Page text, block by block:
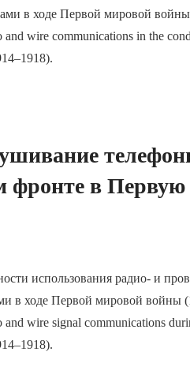
в ходе Первой мировой
and wire communications in the
фронте в
использования радио- и
в ходе Первой мировой войны
wire signal communications